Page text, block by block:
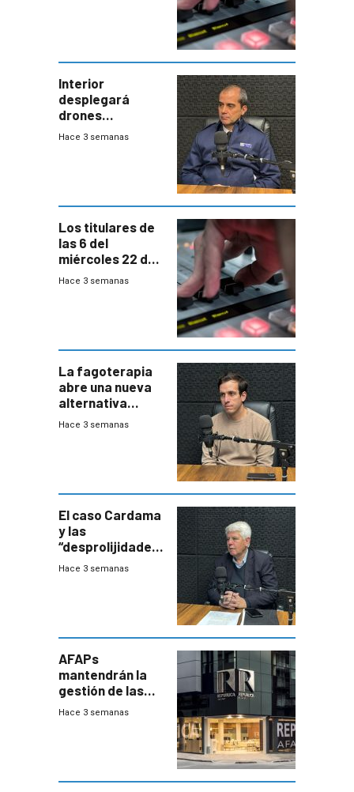
Interior
desplegará
drones
autónomos para
Hace 3 semanas
Los titulares de
las 6 del
miércoles 22 de
julio de 2026
Hace 3 semanas
La fagoterapia
abre una nueva
alternativa
contra bacterias
innovadora
Hace 3 semanas
El caso Cardama
y las
“desprolijidades”
que la
Hace 3 semanas
AFAPs
mantendrán la
gestión de las
cuentas
Hace 3 semanas